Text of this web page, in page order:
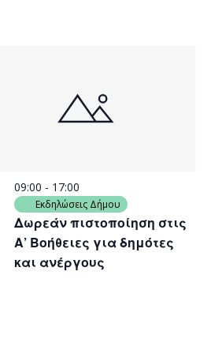
Δωρεάν πιστοποίηση στις
Α’ Βοήθειες για δημότες
και ανέργους
09:00 - 17:00
Εκδηλώσεις Δήμου